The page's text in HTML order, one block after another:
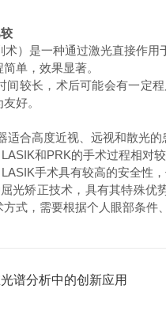
是一种通过激光直接作用
单，效果显著。
长，术后可能会有一定程
好。
合高度近视、远视和散光的
和PRK的手术过程相对较
手术具有较高的安全性，
矫正技术，具有其特殊优势
式，需要根据个人眼部条件
谱分析中的创新应用